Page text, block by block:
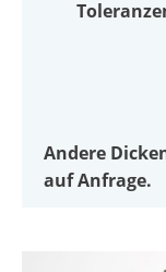
Andere
auf Anfrage.